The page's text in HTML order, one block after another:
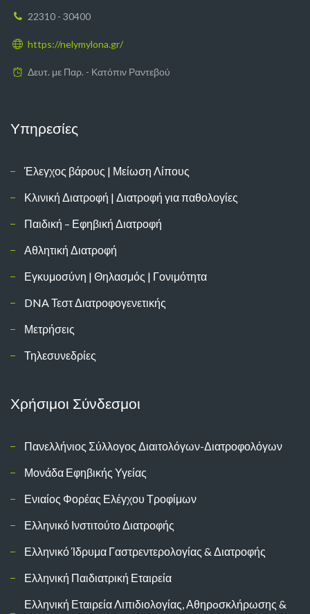
22310 - 30400
https://nelymylona.gr/
Δευτ. με Παρ. - Κατόπιν Ραντεβού
Υπηρεσίες
Έλεγχος βάρους | Μείωση Λίπους
Κλινική Διατροφή | Διατροφή για παθολογίες
Παιδική – Εφηβική Διατροφή
Αθλητική Διατροφή
Εγκυμοσύνη | Θηλασμός | Γονιμότητα
DNA Τεστ Διατροφογενετικής
Μετρήσεις
Τηλεσυνεδρίες
Χρήσιμοι Σύνδεσμοι
Πανελλήνιος Σύλλογος Διαιτολόγων-Διατροφολόγων
Μονάδα Εφηβικής Υγείας
Ενιαίος Φορέας Ελέγχου Τροφίμων
Ελληνικό Ινστιτούτο Διατροφής
Ελληνικό Ίδρυμα Γαστρεντερολογίας & Διατροφής
Ελληνική Παιδιατρική Εταιρεία
Ελληνική Εταιρεία Λιπιδιολογίας, Αθηρoσκλήρωσης &